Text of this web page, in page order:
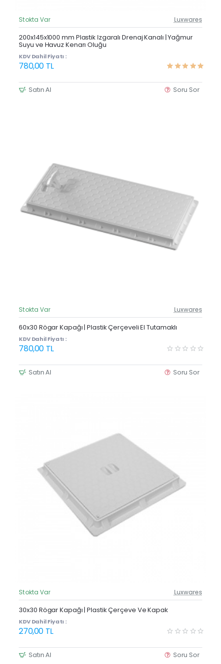
Güncel Fiyat
Çok Satan
Stokta Var Luxwares
200x145x1000 mm Plastik Izgaralı Drenaj Kanalı | Yağmur
Suyu ve Havuz Kenarı Oluğu
KDV Dahil Fiyatı :
780,00 TL
Satın Al Soru Sor
Güncel Fiyat
Stokta Var Luxwares
60x30 Rögar Kapağı | Plastik Çerçeveli El Tutamaklı
KDV Dahil Fiyatı :
780,00 TL
Satın Al Soru Sor
Güncel Fiyat
Stokta Var Luxwares
30x30 Rögar Kapağı | Plastik Çerçeve Ve Kapak
KDV Dahil Fiyatı :
270,00 TL
Satın Al Soru Sor